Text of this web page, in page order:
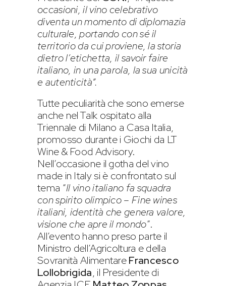
occasioni, il vino celebrativo
diventa un momento di diplomazia
culturale, portando con sé il
territorio da cui proviene, la storia
dietro l’etichetta, il savoir faire
italiano, in una parola, la sua unicità
e autenticità”.
Tutte peculiarità che sono emerse
anche nel Talk ospitato alla
Triennale di Milano a Casa Italia,
promosso durante i Giochi da LT
Wine & Food Advisory.
Nell’occasione il gotha del vino
made in Italy si è confrontato sul
tema “Il vino italiano fa squadra
con spirito olimpico – Fine wines
italiani, identità che genera valore,
visione che apre il mondo”.
All’evento hanno preso parte il
Ministro dell’Agricoltura e della
Sovranità AlimentareFrancesco
Lollobrigida, il Presidente di